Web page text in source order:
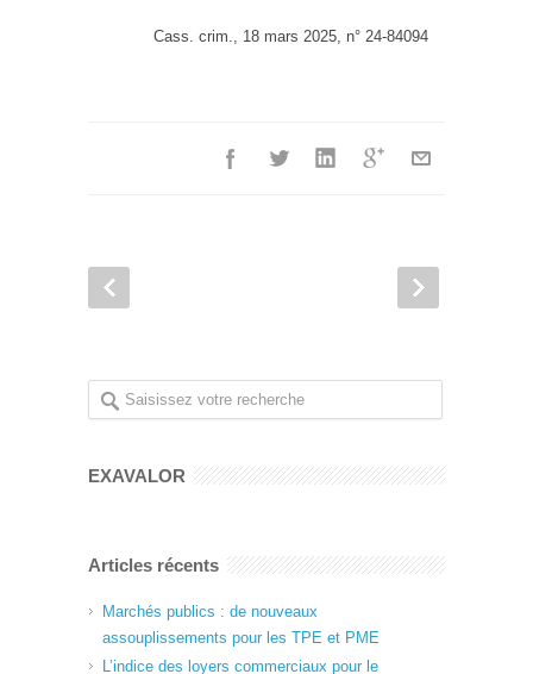
Cass. crim., 18 mars 2025, n° 24-84094
EXAVALOR
Articles récents
Marchés publics : de nouveaux
assouplissements pour les TPE et PME
L’indice des loyers commerciaux pour le